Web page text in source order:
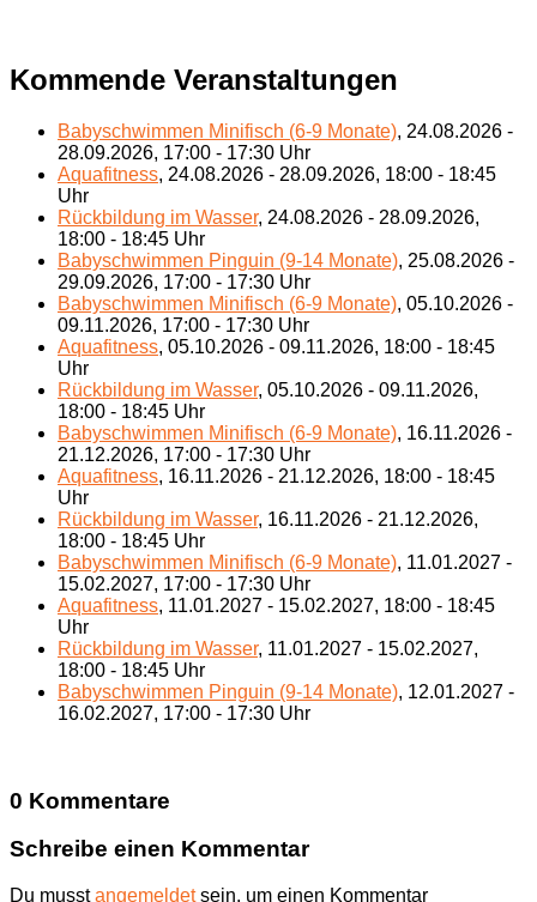
Kommende Veranstaltungen
Babyschwimmen Minifisch (6-9 Monate), 24.08.2026 -
28.09.2026, 17:00 - 17:30 Uhr
Aquafitness, 24.08.2026 - 28.09.2026, 18:00 - 18:45
Uhr
Rückbildung im Wasser, 24.08.2026 - 28.09.2026,
18:00 - 18:45 Uhr
Babyschwimmen Pinguin (9-14 Monate), 25.08.2026 -
29.09.2026, 17:00 - 17:30 Uhr
Babyschwimmen Minifisch (6-9 Monate), 05.10.2026 -
09.11.2026, 17:00 - 17:30 Uhr
Aquafitness, 05.10.2026 - 09.11.2026, 18:00 - 18:45
Uhr
Rückbildung im Wasser, 05.10.2026 - 09.11.2026,
18:00 - 18:45 Uhr
Babyschwimmen Minifisch (6-9 Monate), 16.11.2026 -
21.12.2026, 17:00 - 17:30 Uhr
Aquafitness, 16.11.2026 - 21.12.2026, 18:00 - 18:45
Uhr
Rückbildung im Wasser, 16.11.2026 - 21.12.2026,
18:00 - 18:45 Uhr
Babyschwimmen Minifisch (6-9 Monate), 11.01.2027 -
15.02.2027, 17:00 - 17:30 Uhr
Aquafitness, 11.01.2027 - 15.02.2027, 18:00 - 18:45
Uhr
Rückbildung im Wasser, 11.01.2027 - 15.02.2027,
18:00 - 18:45 Uhr
Babyschwimmen Pinguin (9-14 Monate), 12.01.2027 -
16.02.2027, 17:00 - 17:30 Uhr
0 Kommentare
Schreibe einen Kommentar
Du musstangemeldetsein, um einen Kommentar